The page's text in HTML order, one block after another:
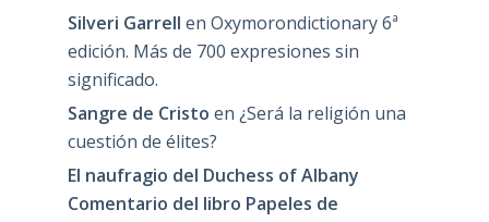
Silveri Garrell en Oxymorondictionary 6ª
edición. Más de 700 expresiones sin
significado.
Sangre de Cristo en ¿Será la religión una
cuestión de élites?
El naufragio del Duchess of Albany
Comentario del libro Papeles de